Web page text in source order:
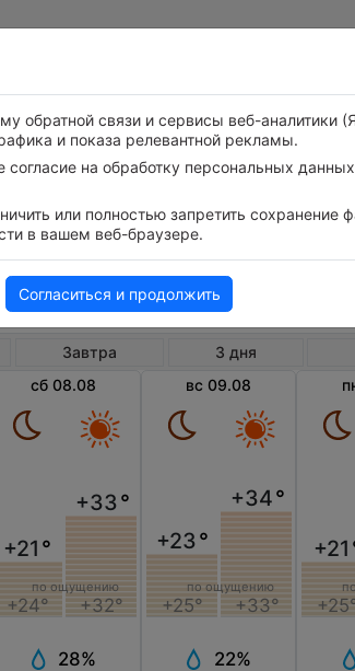
в Пожеге
Завтра 3 дня
сб 08.08
+21 °
+24°
+33°
+32°
по ощущению
28%
вс 09.08
+23°
+25°
+34°
+33°
по ощущению
22%
+21
обратной связи и сервисы веб-аналитики
и показа релевантной рекламы.
на обработку персональных данных
или полностью запретить сохранение
в вашем веб-браузере.
Согласиться и продолжить